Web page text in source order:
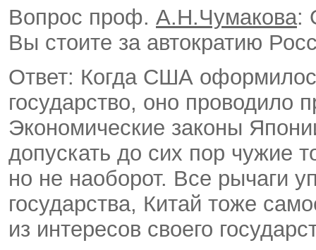
Вопрос проф. А.Н.Чумакова:
Вы стоите за автократию
Ответ: Когда США
государство, оно проводило
Экономические законы
допускать до сих пор чужие
но не наоборот. Все рычаги
государства, Китай тоже
из интересов своего